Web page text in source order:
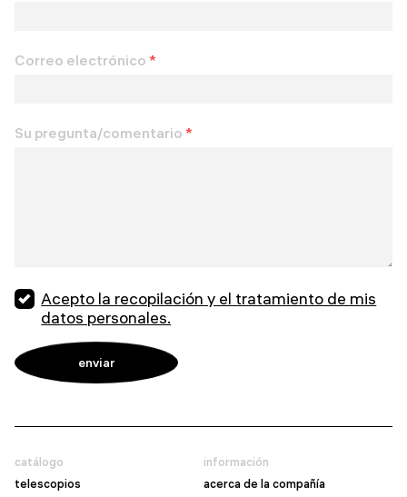
Correo electrónico *
Su pregunta/comentario *
Acepto la recopilación y el tratamiento de mis
datos personales.
catálogo
telescopios
información
acerca de la compañía